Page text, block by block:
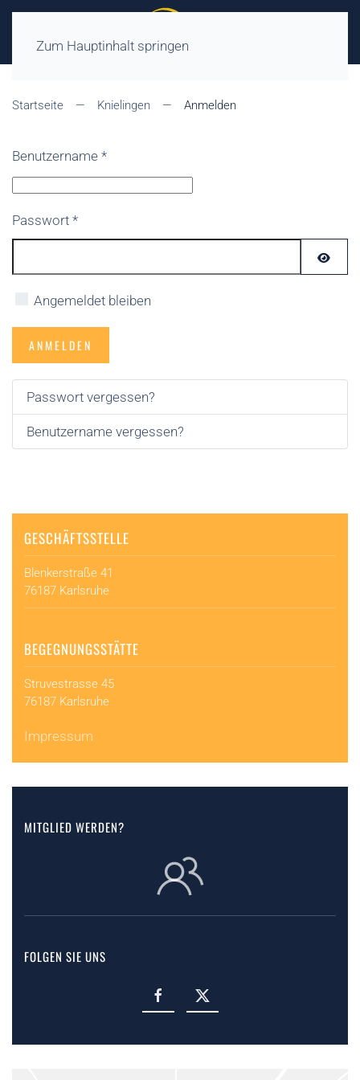
Zum Hauptinhalt springen
Startseite Knielingen Anmelden
Benutzername *
Passwort *
Angemeldet bleiben
ANMELDEN
Passwort vergessen?
Benutzername vergessen?
GESCHÄFTSSTELLE
Blenkerstraße 41
76187 Karlsruhe
BEGEGNUNGSSTÄTTE
Struvestrasse 45
76187 Karlsruhe
Impressum
MITGLIED WERDEN?
FOLGEN SIE UNS